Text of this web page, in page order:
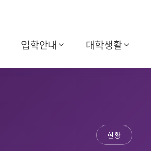
입학안내 대학생활
현황